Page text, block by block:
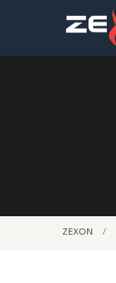
ZEXON /